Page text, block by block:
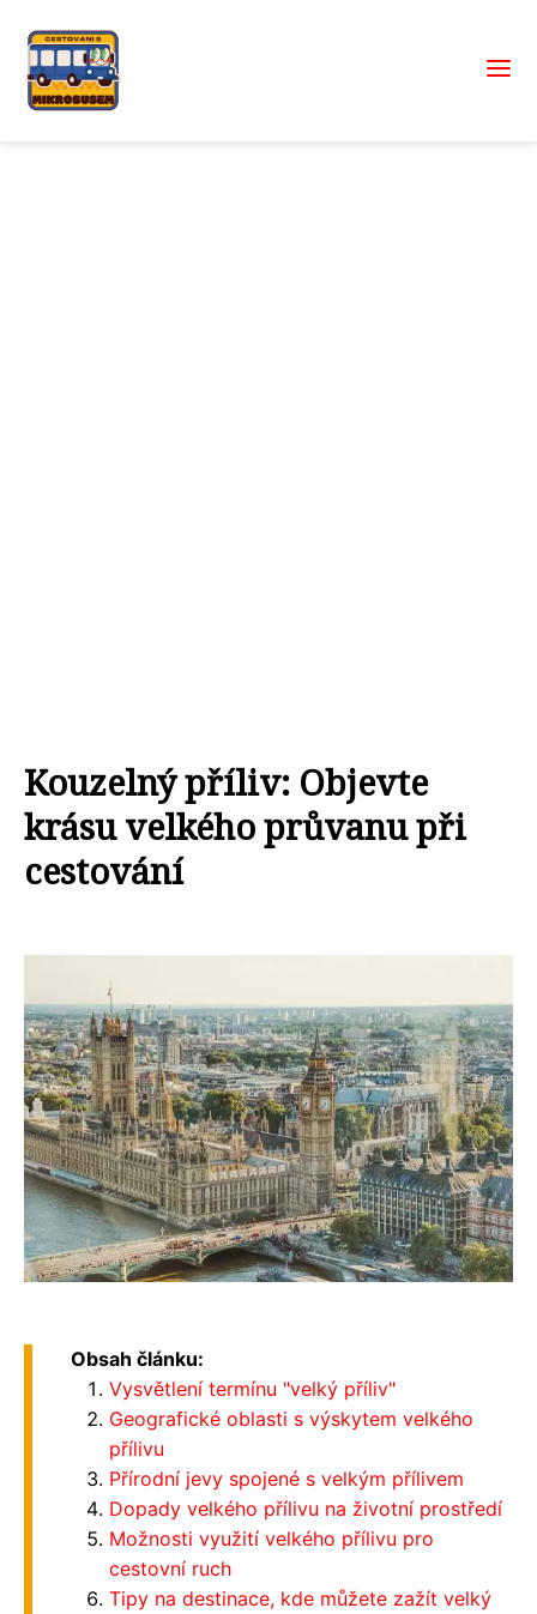
Kouzelný příliv: Objevte
krásu velkého průvanu při
cestování
Obsah článku:
Vysvětlení termínu "velký příliv"
Geografické oblasti s výskytem velkého
přílivu
Přírodní jevy spojené s velkým přílivem
Dopady velkého přílivu na životní prostředí
Možnosti využití velkého přílivu pro
cestovní ruch
Tipy na destinace, kde můžete zažít velký